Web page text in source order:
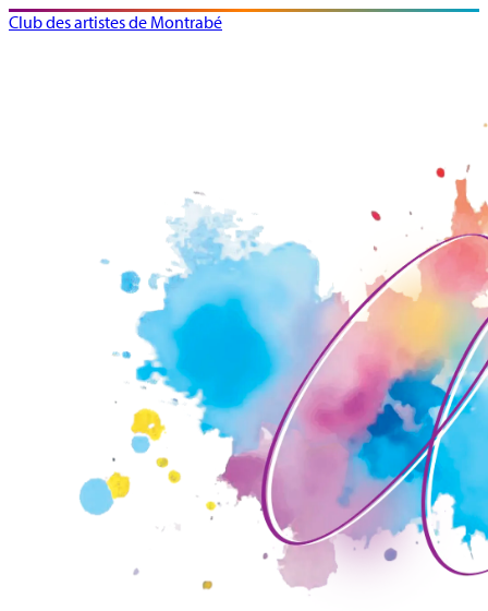
Club des artistes de Montrabé